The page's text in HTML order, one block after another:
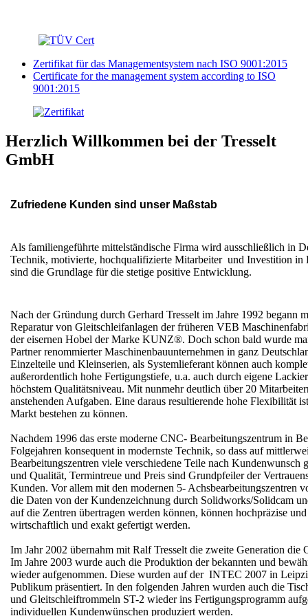
Zertifikat für das Managementsystem nach ISO 9001:2015
Certificate for the management system according to ISO
9001:2015
Herzlich Willkommen bei der Tresselt
GmbH
Zufriedene Kunden sind unser Maßstab
Als familiengeführte mittelständische Firma wird ausschließlich in
Technik, motivierte, hochqualifizierte Mitarbeiter und Investition in
sind die Grundlage für die stetige positive Entwicklung.
Nach der Gründung durch Gerhard Tresselt im Jahre 1992 begann
Reparatur von Gleitschleifanlagen der früheren VEB
der eisernen Hobel der Marke KUNZ®. Doch schon bald wurde
Partner renommierter Maschinenbauunternehmen in ganz
Einzelteile und Kleinserien, als Systemlieferant können auch
außerordentlich hohe Fertigungstiefe, u.a. auch durch eigene
höchstem Qualitätsniveau. Mit nunmehr deutlich über 20
anstehenden Aufgaben. Eine daraus resultierende hohe Flexibilität
Markt bestehen zu können.
Nachdem 1996 das erste moderne CNC- Bearbeitungszentrum in
Folgejahren konsequent in modernste Technik, so dass auf
Bearbeitungszentren viele verschiedene Teile nach
und Qualität, Termintreue und Preis sind Grundpfeiler der
Kunden. Vor allem mit den modernen 5- Achsbearbeitungszentren
die Daten von der Kundenzeichnung durch Solidworks/Solidcam
auf die Zentren übertragen werden können, können hochpräzise
wirtschaftlich und exakt gefertigt werden.
Im Jahr 2002 übernahm mit Ralf Tresselt die zweite Generation die
Im Jahre 2003 wurde auch die Produktion der bekannten und
wieder aufgenommen. Diese wurden auf der INTEC 2007 in
Publikum präsentiert. In den folgenden Jahren wurden auch die
und Gleitschleiftrommeln ST-2 wieder ins Fertigungsprogramm
individuellen Kundenwünschen produziert werden.